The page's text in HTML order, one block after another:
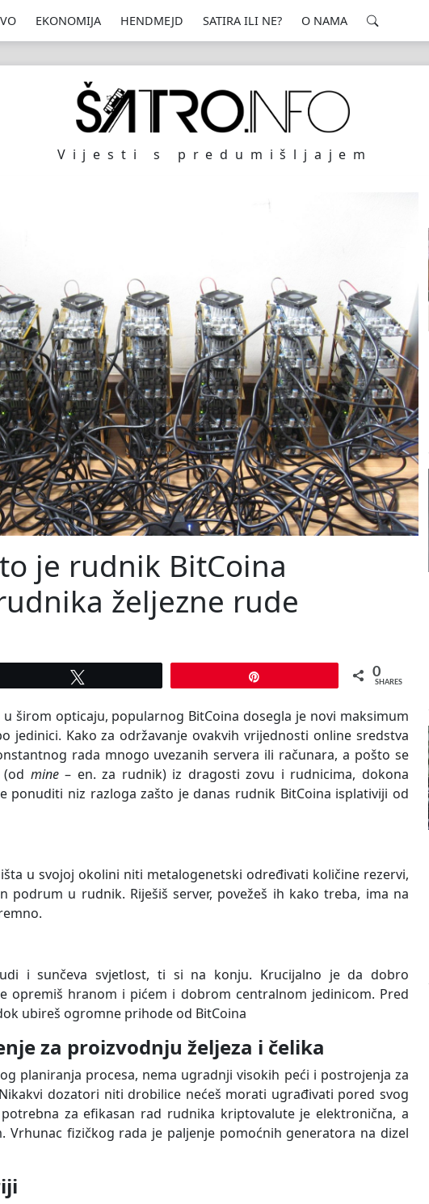
EKONOMIJA HENDMEJD SATIRA ILI NE? O NAMA
Vijesti s predumišljajem
je rudnik BitCoina
željezne rude
0
SHARES
širom opticaju, popularnog BitCoina dosegla je novi maksimum
jedinici. Kako za održavanje ovakvih vrijednosti online sredstva
rada mnogo uvezanih servera ili računara, a pošto se
(od mine– en. za rudnik) iz dragosti zovu i rudnicima, dokona
ponuditi niz razloga zašto je danas rudnik BitCoina isplativiji od
u svojoj okolini niti metalogenetski određivati količine rezervi,
podrum u rudnik. Riješiš server, povežeš ih kako treba, ima na
i sunčeva svjetlost, ti si na konju. Krucijalno je da dobro
opremiš hranom i pićem i dobrom centralnom jedinicom. Pred
ubireš ogromne prihode od BitCoina
za proizvodnju željeza i čelika
planiranja procesa, nema ugradnji visokih peći i postrojenja za
dozatori niti drobilice nećeš morati ugrađivati pored svog
za efikasan rad rudnika kriptovalute je elektronična, a
Vrhunac fizičkog rada je paljenje pomoćnih generatora na dizel